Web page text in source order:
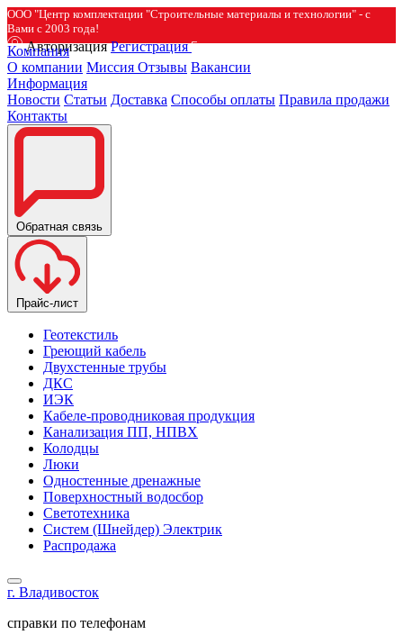
ООО "Центр комплектации "Строительные материалы и технологии" - с
Вами с 2003 года!
Авторизация Регистрация
Компания
О компании Миссия Отзывы Вакансии
Информация
Новости Статьи Доставка Способы оплаты Правила продажи
Контакты
Обратная связь
Прайс-лист
Геотекстиль
Греющий кабель
Двухстенные трубы
ДКС
ИЭК
Кабеле-проводниковая продукция
Канализация ПП, НПВХ
Колодцы
Люки
Одностенные дренажные
Поверхностный водосбор
Светотехника
Систем (Шнейдер) Электрик
Распродажа
г. Владивосток
справки по телефонам